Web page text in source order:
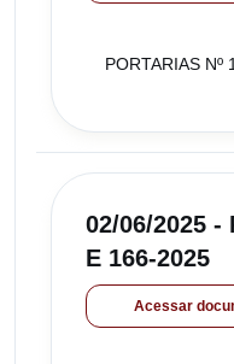
PORTARIAS Nº
02/06/2025 -
E 166-2025
Acessar